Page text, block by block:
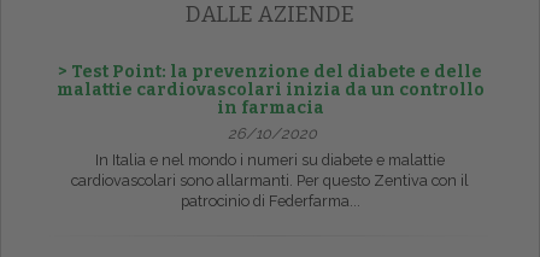
DALLE AZIENDE
> Test Point: la prevenzione del diabete e delle
malattie cardiovascolari inizia da un controllo
in farmacia
26/10/2020
In Italia e nel mondo i numeri su diabete e malattie
cardiovascolari sono allarmanti. Per questo Zentiva con il
patrocinio di Federfarma...